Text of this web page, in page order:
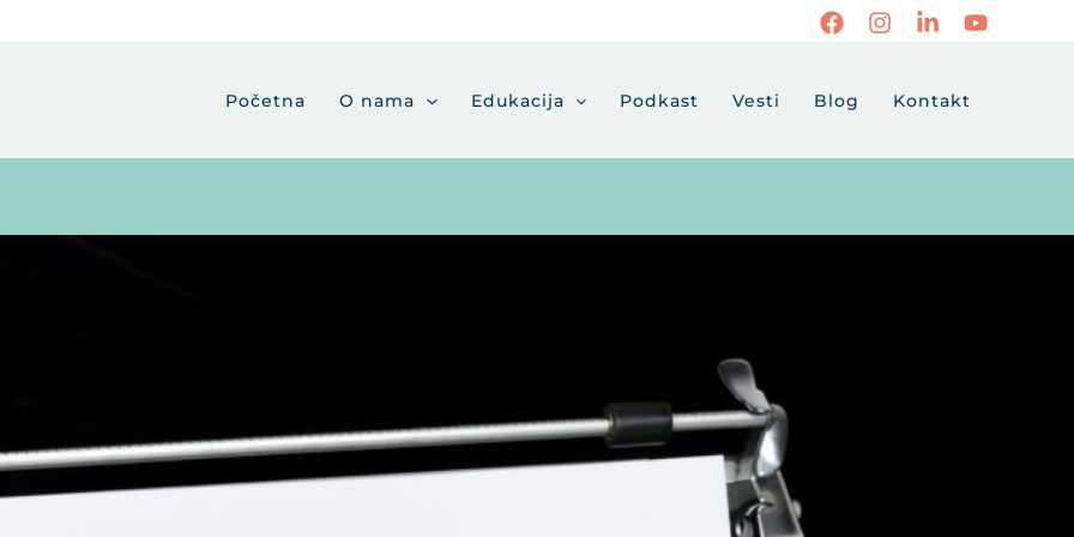
Početna O nama Edukacija Podkast Vesti Blog Kontakt